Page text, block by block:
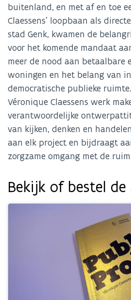
buitenland, en met af en toe
Claessens’ loopbaan als
stad Genk, kwamen de
voor het komende mandaat
meer de nood aan betaalbare
woningen en het belang van
democratische publieke
Véronique Claessens werk
verantwoordelijke
van kijken, denken en
aan elk project en bijdraagt
zorgzame omgang met de
Bekijk of bestel